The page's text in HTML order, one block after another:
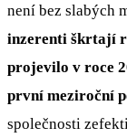
není bez slabých
inzerenti škrtají
projevilo v roce
první meziroční
společnosti